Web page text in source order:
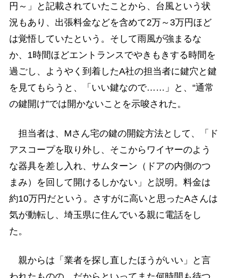
円～」と記載されていたことから、台風という状
況もあり、出張料金などを含めて2万～3万円ほど
は覚悟していたという。そして雨風が強まるな
か、1時間ほどエントランスでやきもきする時間を
過ごし、ようやく到着したA社の担当者に鍵穴と鍵
を見てもらうと、「いい鍵なので……」と、“通常
の鍵開け”では開かないことを示唆された。
担当者は、Mさん宅の鍵の開錠方法として、「ド
アスコープを取り外し、そこからワイヤーのよう
な器具を差し入れ、サムターン（ドアの内側のつ
まみ）を回して開けるしかない」と説明。料金は
約10万円だという。さすがに高いと思ったAさんは
気が動転し、埼玉県に住んでいる親に電話をし
た。
親からは「業者を探し直したほうがいい」と言